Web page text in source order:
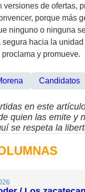
versiones de ofertas,
porque más
ninguno o ninguna
hacia la unidad
y promueve.
Candidatos
en este
quien las emite y
se respeta la